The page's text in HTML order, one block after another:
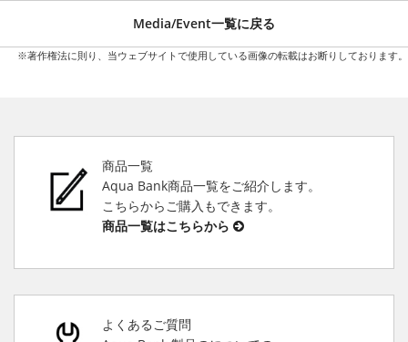
Media/Event一覧に戻る
※著作権法に則り、当ウェブサイトで使用している画像の転載はお断りしております。
商品一覧
Aqua Bank商品一覧をご紹介します。
こちらからご購入もできます。
商品一覧はこちらから
よくあるご質問